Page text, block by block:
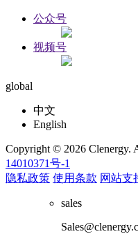
公众号
视频号
global
中文
English
Copyright © 2026 Clenergy.
14010371号-1
隐私政策 使用条款 网站支
sales